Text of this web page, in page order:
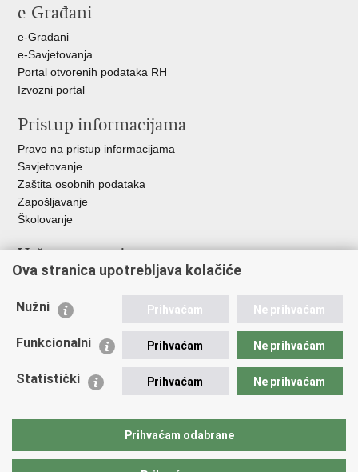
FacebookuTwitteru
e-Građani
e-Građani
e-Savjetovanja
Portal otvorenih podataka RH
Izvozni portal
Pristup informacijama
Pravo na pristup informacijama
Savjetovanje
Zaštita osobnih podataka
Zapošljavanje
Školovanje
Važne poveznice
Ministarstvo unutarnjih poslova
Udruge
Policijska akademija
Zaklada policijske solidarnosti
Vučetić"
Ova stranica upotrebljava kolačiće
Nužni Prihvaćam Ne prihvaćam
Funkcionalni Prihvaćam Ne prihvaćam
Statistički Prihvaćam Ne prihvaćam
Prihvaćam odabrane